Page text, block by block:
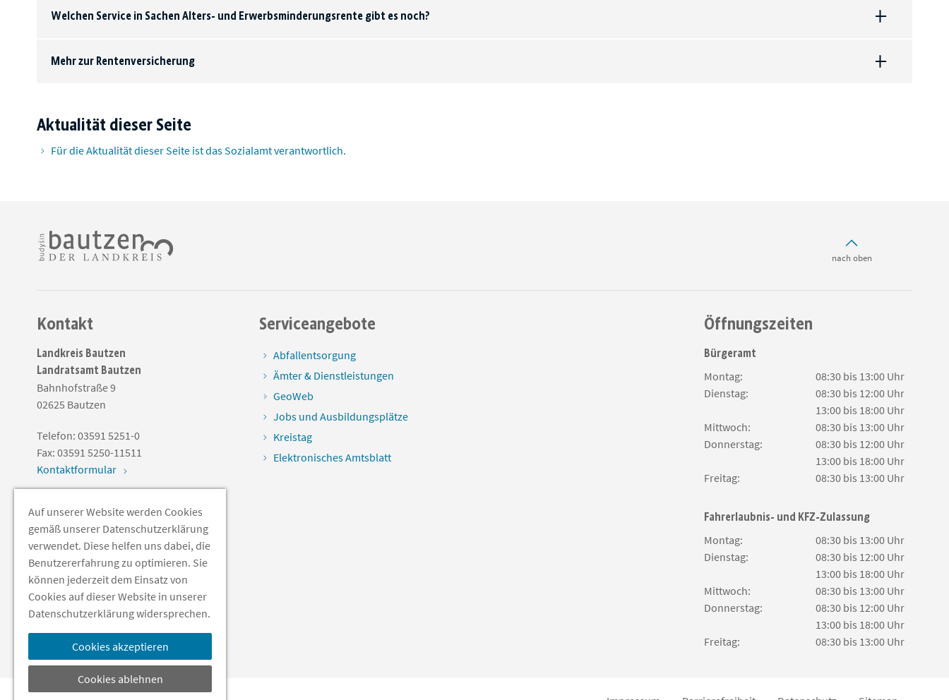
Welchen Service in Sachen Alters- und Erwerbsminderungsrente gibt es noch?
Mehr zur Rentenversicherung
Aktualität dieser Seite
Für die Aktualität dieser Seite ist das Sozialamt verantwortlich.
nach oben
Kontakt
Landkreis Bautzen
Landratsamt Bautzen
Bahnhofstraße 9
02625 Bautzen
Telefon: 03591 5251-0
Fax: 03591 5250-11511
Kontaktformular
Soziale Medien
Serviceangebote
Abfallentsorgung
Ämter & Dienstleistungen
GeoWeb
Jobs und Ausbildungsplätze
Kreistag
Elektronisches Amtsblatt
Öffnungszeiten
Bürgeramt
Montag:
08:30 bis 13:00 Uhr
Dienstag:
08:30 bis 12:00 Uhr
13:00 bis 18:00 Uhr
Mittwoch:
08:30 bis 13:00 Uhr
Donnerstag:
08:30 bis 12:00 Uhr
13:00 bis 18:00 Uhr
Freitag:
08:30 bis 13:00 Uhr
Fahrerlaubnis- und KFZ-Zulassung
Montag:
08:30 bis 13:00 Uhr
Dienstag:
08:30 bis 12:00 Uhr
13:00 bis 18:00 Uhr
Mittwoch:
08:30 bis 13:00 Uhr
Donnerstag:
08:30 bis 12:00 Uhr
13:00 bis 18:00 Uhr
Freitag:
08:30 bis 13:00 Uhr
Auf unserer Website werden Cookies
gemäß unserer Datenschutzerklärung
verwendet. Diese helfen uns dabei, die
Benutzererfahrung zu optimieren. Sie
können jederzeit dem Einsatz von
Cookies auf dieser Website in unserer
Datenschutzerklärung widersprechen.
Cookies akzeptieren
Cookies ablehnen